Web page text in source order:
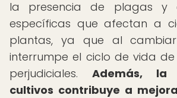
la presencia de plagas y
específicas que afectan a
plantas, ya que al
interrumpe el ciclo de vida
perjudiciales. Además, la
cultivos contribuye a